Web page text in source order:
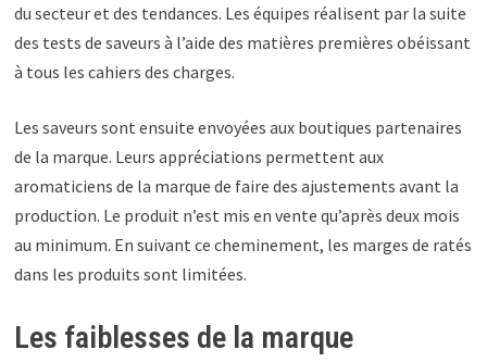
du secteur et des tendances. Les équipes réalisent par la suite
des tests de saveurs à l’aide des matières premières obéissant
à tous les cahiers des charges.
Les saveurs sont ensuite envoyées aux boutiques partenaires
de la marque. Leurs appréciations permettent aux
aromaticiens de la marque de faire des ajustements avant la
production. Le produit n’est mis en vente qu’après deux mois
au minimum. En suivant ce cheminement, les marges de ratés
dans les produits sont limitées.
Les faiblesses de la marque